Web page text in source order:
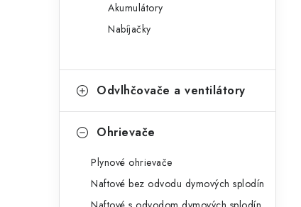
Akumulátory
Nabíjačky
Odvlhčovače a ventilátory
Ohrievače
Plynové ohrievače
Naftové bez odvodu dymových splodín